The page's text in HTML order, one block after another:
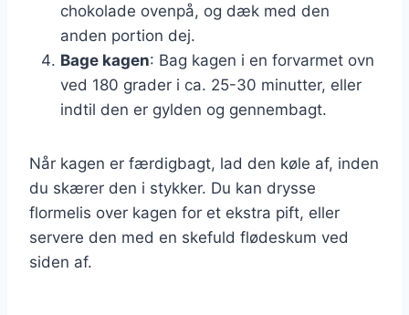
chokolade ovenpå, og dæk med den
anden portion dej.
Bage kagen: Bag kagen i en forvarmet ovn
ved 180 grader i ca. 25-30 minutter, eller
indtil den er gylden og gennembagt.
Når kagen er færdigbagt, lad den køle af, inden
du skærer den i stykker. Du kan drysse
flormelis over kagen for et ekstra pift, eller
servere den med en skefuld flødeskum ved
siden af.